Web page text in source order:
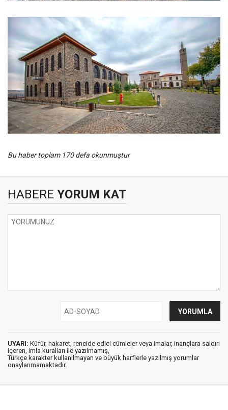
Bu haber toplam 170 defa okunmuştur
HABERE YORUM KAT
UYARI: Küfür, hakaret, rencide edici cümleler veya imalar, inançlara saldırı
içeren, imla kuralları ile yazılmamış,
Türkçe karakter kullanılmayan ve büyük harflerle yazılmış yorumlar
onaylanmamaktadır.